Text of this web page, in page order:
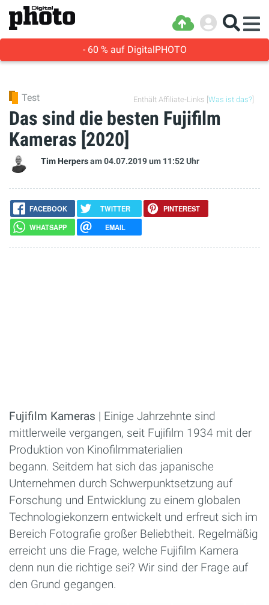
- 60 % auf DigitalPHOTO
Enthält Affiliate-Links [ Was ist das?
Test
Das sind die besten Fujifilm
Kameras [2020]
Tim Herpersam 04.07.2019um 11:52 Uhr
FACEBOOK TWITTER
PINTEREST
WHATSAPP
EMAIL
Fujifilm Kameras | Einige Jahrzehnte sind
mittlerweile vergangen, seit Fujifilm 1934 mit der
Produktion von Kinofilmmaterialien
begann. Seitdem hat sich das japanische
Unternehmen durch Schwerpunktsetzung auf
Forschung und Entwicklung zu einem globalen
Technologiekonzern entwickelt und erfreut sich im
Bereich Fotografie großer Beliebtheit. Regelmäßig
erreicht uns die Frage, welche Fujifilm Kamera
denn nun die richtige sei? Wir sind der Frage auf
den Grund gegangen.